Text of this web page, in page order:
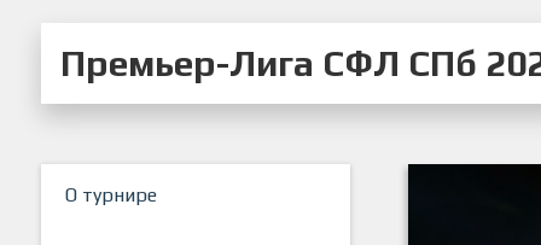
Премьер-Лига СФЛ СПб
О турнире